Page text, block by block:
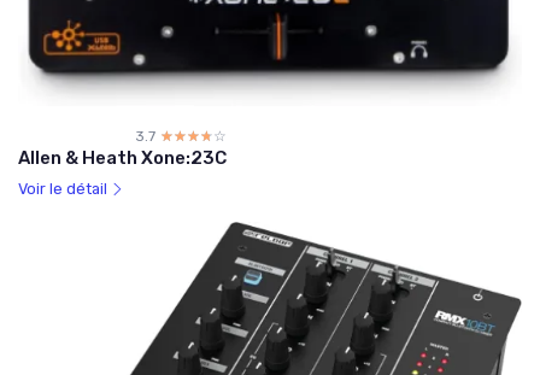
3.7 ☆☆☆☆☆
★★★★★
Allen & Heath Xone:23C
Voir le détail